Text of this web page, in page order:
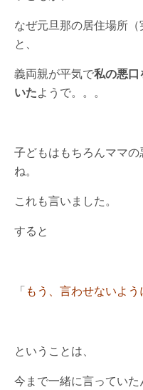
なぜ元旦那の居住場所
と、
義両親が平気で私の悪口
いたようで。。。
子どもはもちろんママ
ね。
これも言いました。
すると
「もう、言わせないよ
ということは、
今まで一緒に言っていた